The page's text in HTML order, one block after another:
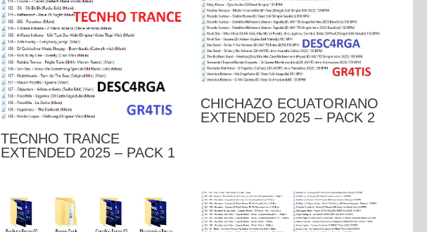
TECNHO TRANCE
EXTENDED 2025 – PACK 1
CHICHAZO ECUATORIANO
EXTENDED 2025 – PACK 2